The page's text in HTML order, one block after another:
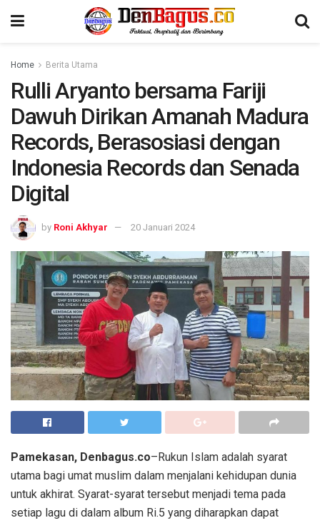
Home Berita Utama
Rulli Aryanto bersama Fariji
Dawuh Dirikan Amanah Madura
Records, Berasosiasi dengan
Indonesia Records dan Senada
Digital
by Roni Akhyar 20 Januari 2024
Pamekasan, Denbagus.co–Rukun Islam adalah syarat
utama bagi umat muslim dalam menjalani kehidupan dunia
untuk akhirat. Syarat-syarat tersebut menjadi tema pada
setiap lagu di dalam album Ri.5 yang diharapkan dapat